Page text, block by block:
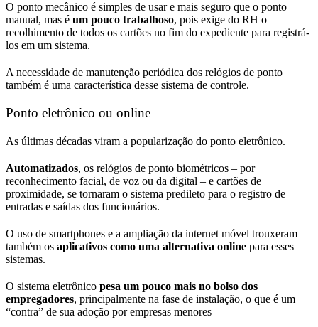
O ponto mecânico é simples de usar e mais seguro que o ponto
manual, mas é um pouco trabalhoso, pois exige do RH o
recolhimento de todos os cartões no fim do expediente para registrá-
los em um sistema.
A necessidade de manutenção periódica dos relógios de ponto
também é uma característica desse sistema de controle.
Ponto eletrônico ou online
As últimas décadas viram a popularização do ponto eletrônico.
Automatizados, os relógios de ponto biométricos – por
reconhecimento facial, de voz ou da digital – e cartões de
proximidade, se tornaram o sistema predileto para o registro de
entradas e saídas dos funcionários.
O uso de smartphones e a ampliação da internet móvel trouxeram
também os aplicativos como uma alternativa online para esses
sistemas.
O sistema eletrônico pesa um pouco mais no bolso dos
empregadores, principalmente na fase de instalação, o que é um
“contra” de sua adoção por empresas menores